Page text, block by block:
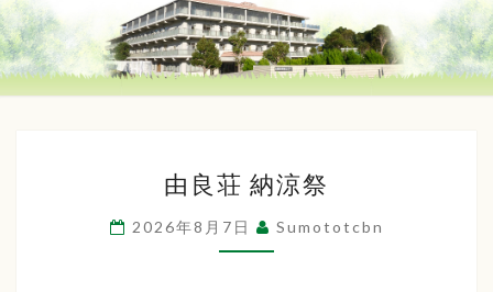
社
会
福
法
人
良
荘
納
由良荘 納涼祭
2026年8月7日 Sumototcbn